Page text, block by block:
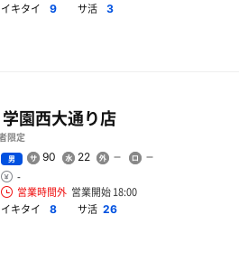
イキタイ
9 サ活 3
園西大通り店
限定
男 90 22
-
営業時間外 営業開始 18:00
イキタイ
8 サ活 26